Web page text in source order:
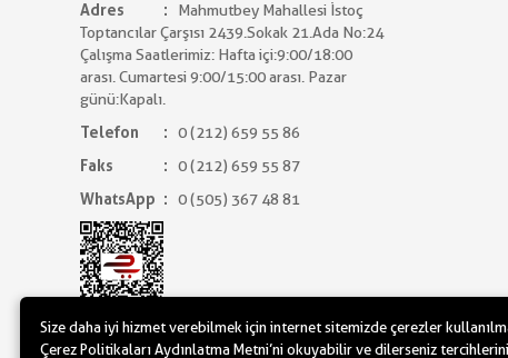
Adres
Mahmutbey Mahallesi İstoç
Toptancılar Çarşısı 2439.Sokak 21.Ada No:24
Çalışma Saatlerimiz: Hafta içi:9:00/18:00
arası. Cumartesi 9:00/15:00 arası. Pazar
günü:Kapalı.
Telefon
0 (212) 659 55 86
Faks
0 (212) 659 55 87
WhatsApp
0 (505) 367 48 81
Size daha iyi hizmet verebilmek için internet sitemizde çerezler
Çerez Politikaları Aydınlatma Metni’ni okuyabilir ve dilerseniz